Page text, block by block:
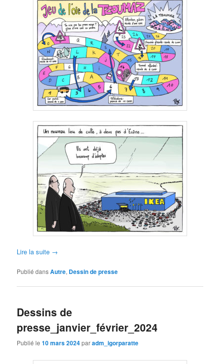
Lire la suite →
Publié dansAutre, Dessin de presse
Dessins de
presse_janvier_février_2024
Publié le10 mars 2024paradm_igorparatte